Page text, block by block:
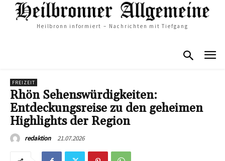
Heilbronn informiert – Nachrichten mit Tiefgang
FREIZEIT
Rhön Sehenswürdigkeiten:
Entdeckungsreise zu den geheimen
Highlights der Region
redaktion 21.07.2026